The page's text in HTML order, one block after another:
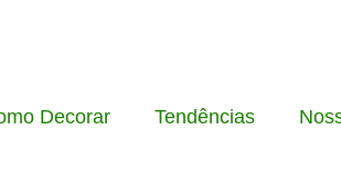
Decorar Tendências